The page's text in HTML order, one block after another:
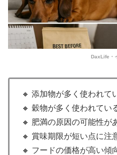
DaxLife・
🔸 添加物が多く使われて
🔸 穀物が多く使われてい
🔸 肥満の原因の可能性が
🔸 賞味期限が短い点に注
🔸 フードの価格が高い傾